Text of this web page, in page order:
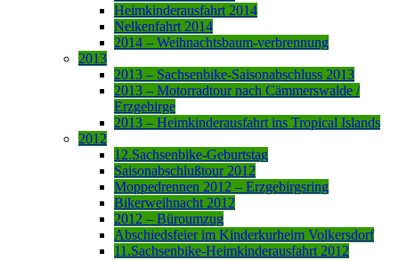
Heimkinderausfahrt 2014
Nelkenfahrt 2014
2014 – Weihnachtsbaum-verbrennung
2013
2013 – Sachsenbike-Saisonabschluss 2013
2013 – Motorradtour nach Cämmerswalde /
Erzgebirge
2013 – Heimkinderausfahrt ins Tropical Islands
2012
12.Sachsenbike-Geburtstag
Saisonabschlußtour 2012
Moppedrennen 2012 – Erzgebirgsring
Bikerweihnacht 2012
2012 – Büroumzug
Abschiedsfeier im Kinderkurheim Volkersdorf
11.Sachsenbike-Heimkinderausfahrt 2012